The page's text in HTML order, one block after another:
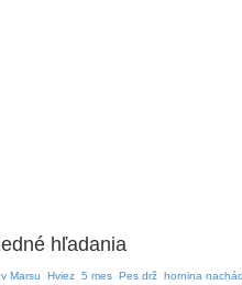
hľadania
Marsu Hviez 5 mes Pes drž hornina